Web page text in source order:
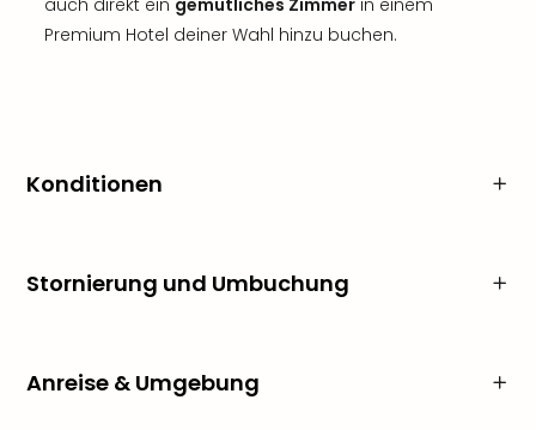
auch direkt ein gemütliches Zimmer in einem
Premium Hotel deiner Wahl hinzu buchen.
Konditionen
Stornierung und Umbuchung
Anreise & Umgebung